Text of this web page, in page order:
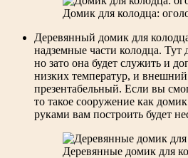
Домик для колодца:
Деревянный домик для
надземные части колодца.
но зато она будет служить и
низких температур, и
презентабельный. Если вы
то такое сооружение как
руками вам построить будет
Деревянные домик для